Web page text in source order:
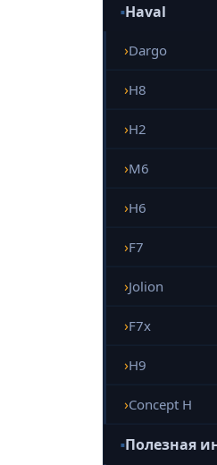
Haval
Dargo
H8
H2
M6
H6
F7
Jolion
F7x
H9
Concept H
Полезная